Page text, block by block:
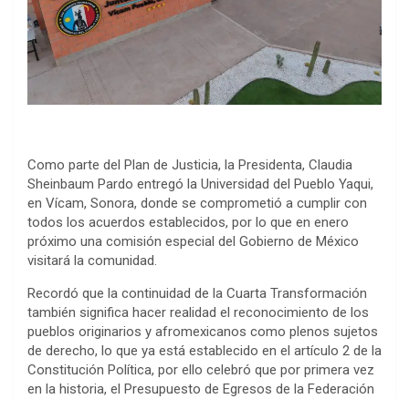
Como parte del Plan de Justicia, la Presidenta, Claudia
Sheinbaum Pardo entregó la Universidad del Pueblo Yaqui,
en Vícam, Sonora, donde se comprometió a cumplir con
todos los acuerdos establecidos, por lo que en enero
próximo una comisión especial del Gobierno de México
visitará la comunidad.
Recordó que la continuidad de la Cuarta Transformación
también significa hacer realidad el reconocimiento de los
pueblos originarios y afromexicanos como plenos sujetos
de derecho, lo que ya está establecido en el artículo 2 de la
Constitución Política, por ello celebró que por primera vez
en la historia, el Presupuesto de Egresos de la Federación